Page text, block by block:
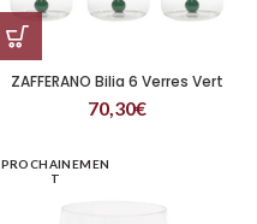
ZAFFERANO Bilia 6 Verres Vert
70,30€
PROCHAINEMEN
T